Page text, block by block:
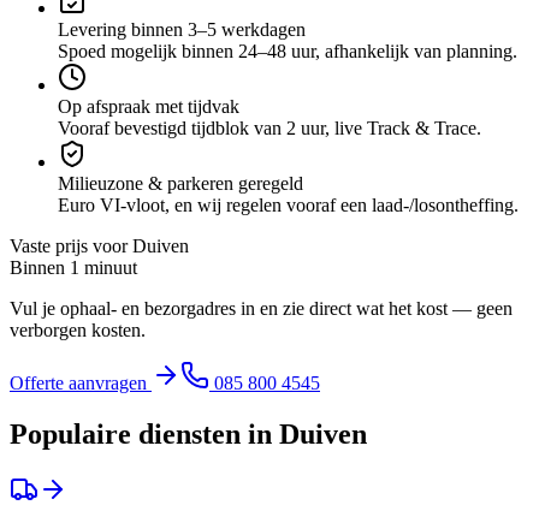
Levering binnen 3–5 werkdagen
Spoed mogelijk binnen 24–48 uur, afhankelijk van planning.
Op afspraak met tijdvak
Vooraf bevestigd tijdblok van 2 uur, live Track & Trace.
Milieuzone & parkeren geregeld
Euro VI-vloot, en wij regelen vooraf een laad-/losontheffing.
Vaste prijs voorDuiven
Binnen 1 minuut
Vul je ophaal- en bezorgadres in en zie direct wat het kost — geen
verborgen kosten.
Offerte aanvragen 085 800 4545
Populaire diensten in Duiven